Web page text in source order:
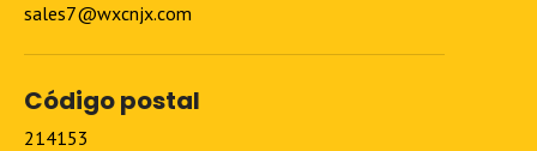
sales7@wxcnjx.com
Código postal
214153